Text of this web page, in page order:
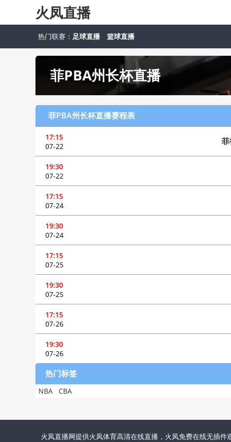
火凤直播
热门联赛： 足球直播 篮球直播
菲PBA州长杯直播
菲PBA州长杯直播赛程表
17:15
07-22
19:30
07-22
17:15
07-24
19:30
07-24
17:15
07-25
19:30
07-25
17:15
07-26
19:30
07-26
热门标签
NBA CBA
火凤直播网提供火凤体育高清在线直播，火凤免费在线无插